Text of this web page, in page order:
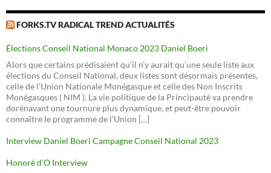
FORKS.TV RADICAL TREND ACTUALITÉS
Élections Conseil National Monaco 2023 Daniel Boeri
Alors que certains prédisaient qu’il n’y aurait qu’une seule liste aux
élections du Conseil National, deux listes sont désormais présentes,
celle de l’Union Nationale Monégasque et celle des Non Inscrits
Monégasques ( NIM ). La vie politique de la Principauté va prendre
dorénavant une tournure plus dynamique, et peut-être pouvoir
connaître le programme de l’Union […]
Interview Daniel Boeri Campagne Conseil National 2023
Honorè d’O Interview